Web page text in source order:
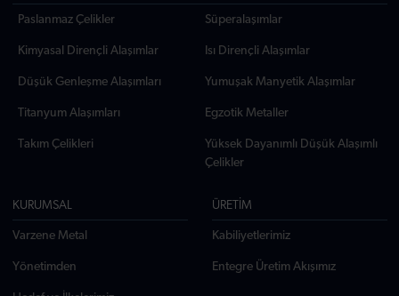
Paslanmaz Çelikler Süperalaşımlar
Kimyasal Dirençli Alaşımlar Isı Dirençli Alaşımlar
Düşük Genleşme Alaşımları Yumuşak Manyetik Alaşımlar
Titanyum Alaşımları Egzotik Metaller
Takım Çelikleri
Yüksek Dayanımlı Düşük Alaşımlı
Çelikler
KURUMSAL
Varzene Metal
Yönetimden
ÜRETİM
Kabiliyetlerimiz
Entegre Üretim Akışımız